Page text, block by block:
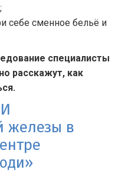
себе сменное бельё и
специалисты
расскажут, как
железы в